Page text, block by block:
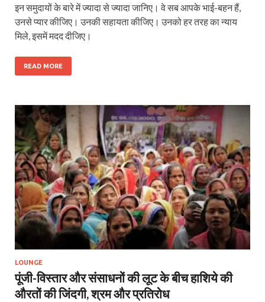
इन समुदायों के बारे में ज्यादा से ज्यादा जानिए। वे सब आपके भाई-बहन हैं,
उनसे प्यार कीजिए। उनकी सहायता कीजिए। उनको हर तरह का न्याय
मिले, इसमें मदद दीजिए।
READ MORE
LOUNGE
पूंजी-विस्तार और संसाधनों की लूट के बीच हाशिये की
औरतों की जिंदगी, श्रम और प्रतिरोध